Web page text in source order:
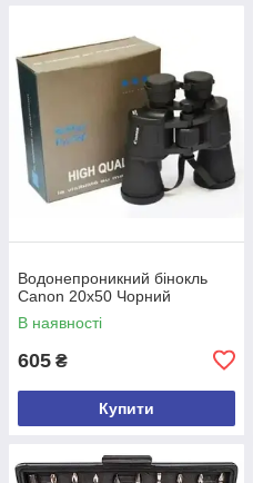
Водонепроникний бінокль
Canon 20х50 Чорний
В наявності
605 ₴
Купити